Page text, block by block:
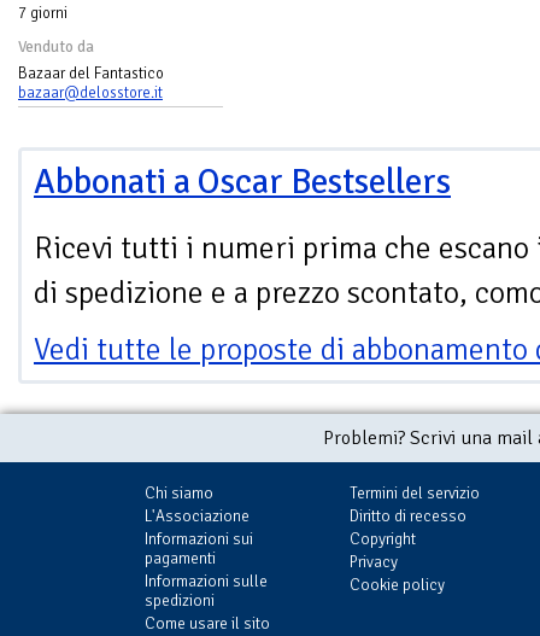
7 giorni
Venduto da
Bazaar del Fantastico
bazaar@delosstore.it
Abbonati a Oscar Bestsellers
Ricevi tutti i numeri prima che escano
di spedizione e a prezzo scontato,
Vedi tutte le proposte di
Problemi? Scrivi una
Chi siamo
L'Associazione
Informazioni sui
pagamenti
Informazioni sulle
spedizioni
Come usare il sito
Termini del servizio
Diritto di recesso
Copyright
Privacy
Cookie policy